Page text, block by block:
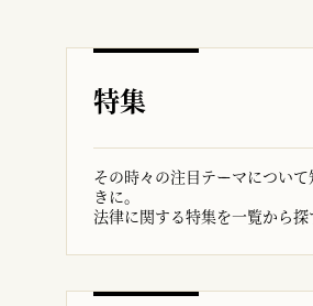
特集
その時々の注目テーマについて
きに。
法律に関する特集を一覧から探